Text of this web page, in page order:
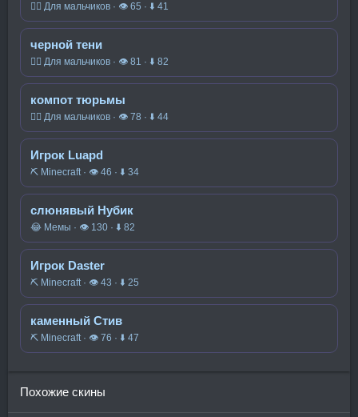
🧍‍♂️ Для мальчиков · 👁 65 · ⬇ 41
черной тени
🧍‍♂️ Для мальчиков · 👁 81 · ⬇ 82
компот тюрьмы
🧍‍♂️ Для мальчиков · 👁 78 · ⬇ 44
Игрок Luapd
⛏️ Minecraft · 👁 46 · ⬇ 34
слюнявый Нубик
😂 Мемы · 👁 130 · ⬇ 82
Игрок Daster
⛏️ Minecraft · 👁 43 · ⬇ 25
каменный Стив
⛏️ Minecraft · 👁 76 · ⬇ 47
Похожие скины